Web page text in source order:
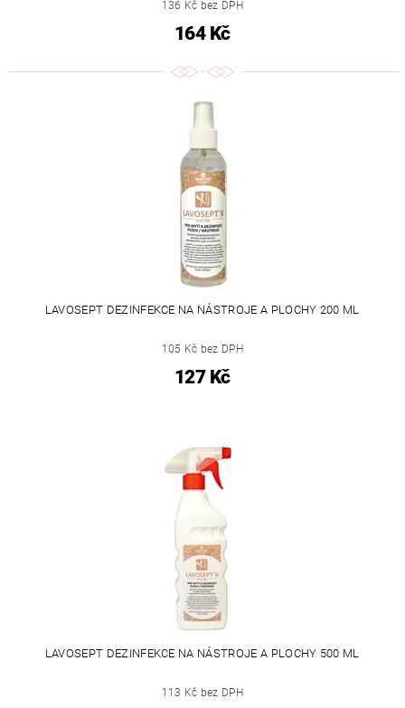
136 Kč bez DPH
164 Kč
LAVOSEPT DEZINFEKCE NA NÁSTROJE A PLOCHY 200 ML
105 Kč bez DPH
127 Kč
LAVOSEPT DEZINFEKCE NA NÁSTROJE A PLOCHY 500 ML
113 Kč bez DPH